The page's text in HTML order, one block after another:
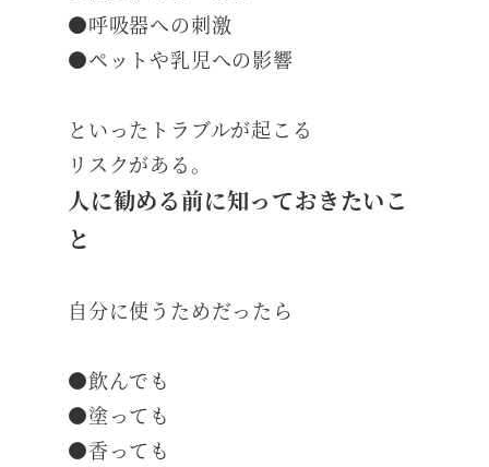
●呼吸器への刺激
●ペットや乳児への影響
といったトラブルが起こる
リスクがある。
人に勧める前に知っておきたいこ
と
自分に使うためだったら
●飲んでも
●塗っても
●香っても